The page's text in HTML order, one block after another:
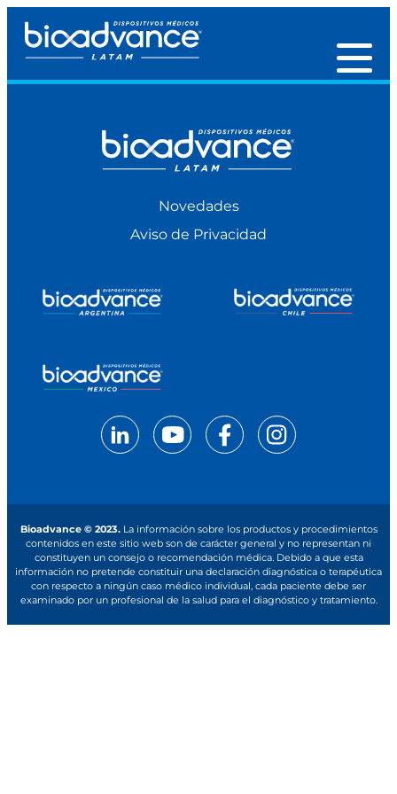
Novedades
Aviso de Privacidad
Bioadvance © 2023.La información sobre los productos y procedimientos
contenidos en este sitio web son de carácter general y no representan ni
constituyen un consejo o recomendación médica. Debido a que esta
información no pretende constituir una declaración diagnóstica o terapéutica
con respecto a ningún caso médico individual, cada paciente debe ser
examinado por un profesional de la salud para el diagnóstico y tratamiento.